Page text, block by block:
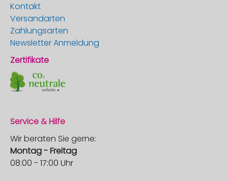
Kontakt
Versandarten
Zahlungsarten
Newsletter Anmeldung
Zertifikate
Service & Hilfe
Wir beraten Sie gerne:
Montag - Freitag
08:00 - 17:00 Uhr